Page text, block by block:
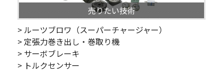
売りたい技術
> ルーツブロワ（スーパーチャージャー）
> 定張力巻き出し・巻取り機
> サーボブレーキ
> トルクセンサー